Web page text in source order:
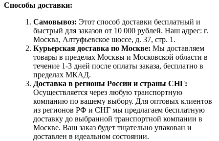
Способы доставки:
Самовывоз: Этот способ доставки бесплатный и
быстрый для заказов от 10 000 рублей. Наш адрес: г.
Москва, Алтуфьевское шоссе, д. 37, стр. 1.
Курьерская доставка по Москве: Мы доставляем
товары в пределах Москвы и Московской области в
течение 1-3 дней после оплаты заказа, бесплатно в
пределах МКАД.
Доставка в регионы России и страны СНГ:
Осуществляется через любую транспортную
компанию по вашему выбору. Для оптовых клиентов
из регионов РФ и СНГ мы предлагаем бесплатную
доставку до выбранной транспортной компании в
Москве. Ваш заказ будет тщательно упакован и
доставлен в идеальном состоянии.